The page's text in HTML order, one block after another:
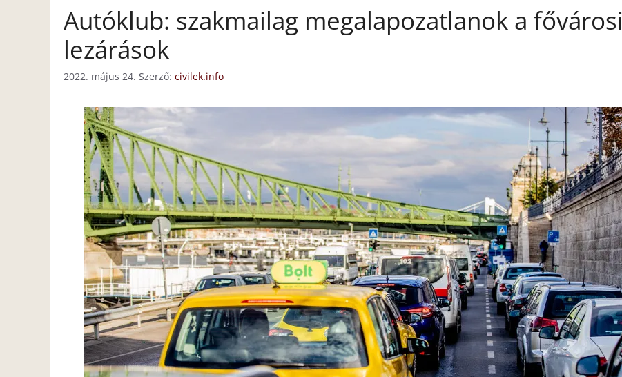
Autóklub: szakmailag megalapozatlanok a fővárosi
lezárások
2022. május 24. Szerző: civilek.info